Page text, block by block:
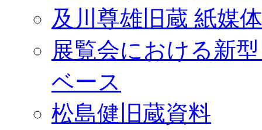
及川尊雄旧蔵 紙媒
展覧会における新
ベース
松島健旧蔵資料